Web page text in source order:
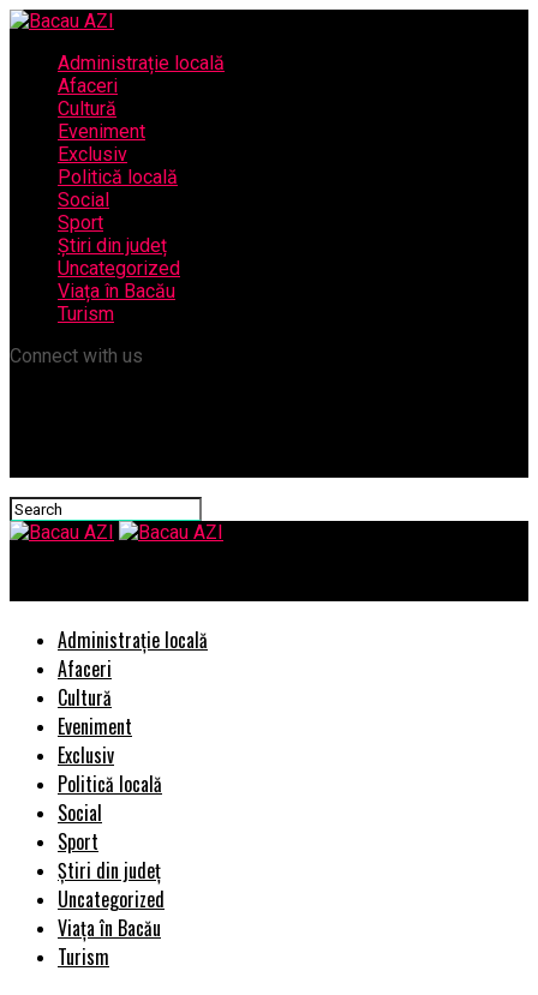
Administrație locală
Afaceri
Cultură
Eveniment
Exclusiv
Politică locală
Social
Sport
Știri din județ
Uncategorized
Viața în Bacău
Turism
Connect with us
Administrație locală
Afaceri
Cultură
Eveniment
Exclusiv
Politică locală
Social
Sport
Știri din județ
Uncategorized
Viața în Bacău
Turism